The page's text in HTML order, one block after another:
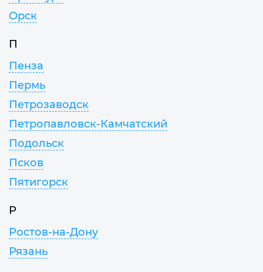
Орск
П
Пенза
Пермь
Петрозаводск
Петропавловск-Камчатский
Подольск
Псков
Пятигорск
Р
Ростов-на-Дону
Рязань